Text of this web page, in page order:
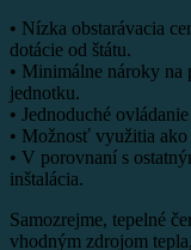
• Nízka obstarávacia
dotácie od štátu.
• Minimálne nároky na
jednotku.
• Jednoduché
• Možnosť využitia
• V porovnaní s
inštalácia.
Samozrejme, tepelné
vhodným zdrojom